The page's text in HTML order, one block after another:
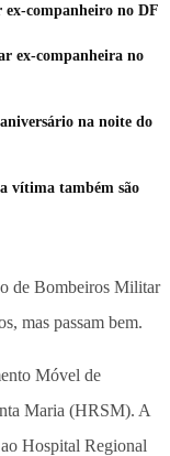
companheiro no DF
ex-companheira no
na noite do
vítima também são
de Bombeiros Militar
mas passam bem.
Móvel de
Maria (HRSM). A
Hospital Regional